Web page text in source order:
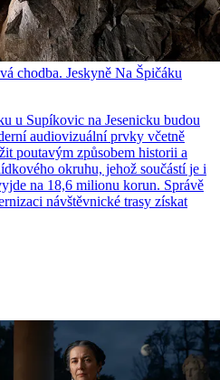
chodba. Jeskyně Na Špičáku
u Supíkovic na Jesenicku budou
audiovizuální prvky včetně
poutavým způsobem historii a
okruhu, jehož součástí je i
na 18,6 milionu korun. Správě
návštěvnické trasy získat